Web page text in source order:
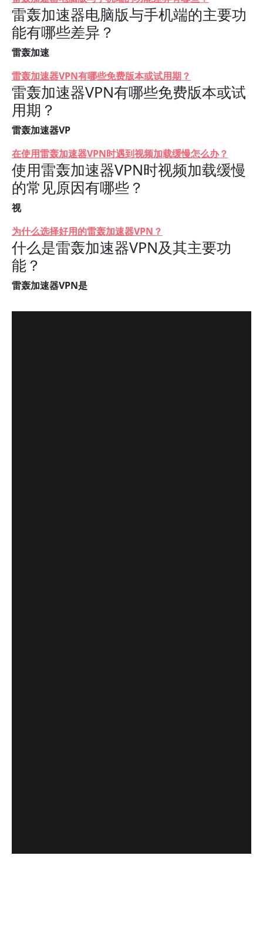
雷轰加速器电脑版与手机端的主要功
能有哪些差异？
雷轰加速
雷轰加速器VPN有哪些免费版本或试用期？
雷轰加速器VPN有哪些免费版本或试
用期？
雷轰加速器VP
在使用雷轰加速器VPN时遇到视频加载缓慢怎么办？
使用雷轰加速器VPN时视频加载缓慢
的常见原因有哪些？
视
为什么选择好用的雷轰加速器VPN？
什么是雷轰加速器VPN及其主要功
能？
雷轰加速器VPN是